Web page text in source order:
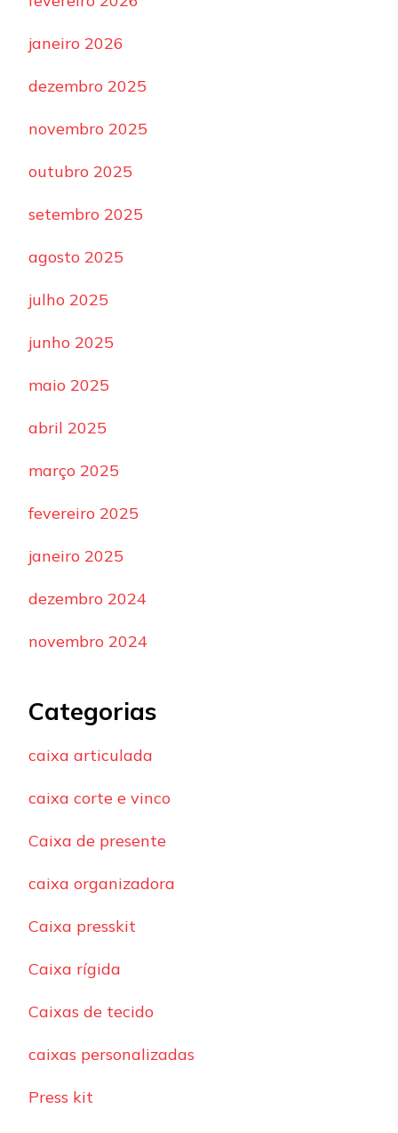
janeiro 2026
dezembro 2025
novembro 2025
outubro 2025
setembro 2025
agosto 2025
julho 2025
junho 2025
maio 2025
abril 2025
março 2025
fevereiro 2025
janeiro 2025
dezembro 2024
novembro 2024
Categorias
caixa articulada
caixa corte e vinco
Caixa de presente
caixa organizadora
Caixa presskit
Caixa rígida
Caixas de tecido
caixas personalizadas
Press kit